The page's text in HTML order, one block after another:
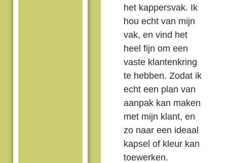
het kappersvak. Ik
hou echt van mijn
vak, en vind het
heel fijn om een
vaste klantenkring
te hebben. Zodat ik
echt een plan van
aanpak kan maken
met mijn klant, en
zo naar een ideaal
kapsel of kleur kan
toewerken.